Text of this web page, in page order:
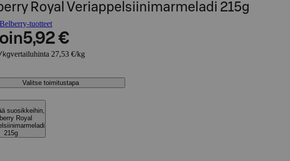
Royal Veriappelsiinimarmeladi 215g
tuotteet
5,92 €
kgvertailuhinta 27,53 €/kg
Valitse toimitustapa
suosikkeihin,
Royal
215g